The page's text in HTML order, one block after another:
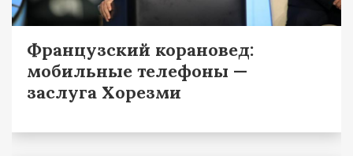
Французский корановед:
мобильные телефоны —
заслуга Хорезми